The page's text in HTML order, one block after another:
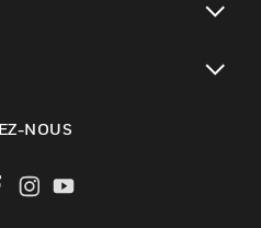
NOUS